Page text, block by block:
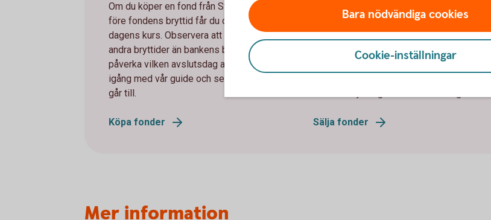
Om du köper en fond från Swedbank Robur
före fondens bryttid får du oftast den
dagens kurs. Observera att fonder kan ha
andra bryttider än bankens bryttid vilket kan
påverka vilken avslutsdag affären får. Kom
igång med vår guide och se hur ett fondköp
går till.
Köpa fonder
före fondens bryttid får du oftast den
dagens kurs. Observera att fonder kan ha
andra bryttider än bankens bryttid vilket kan
påverka vilken avslutsdag affären får. Hur
Sälja fonder
Mer information
Bara nödvändiga cookies
Cookie-inställningar